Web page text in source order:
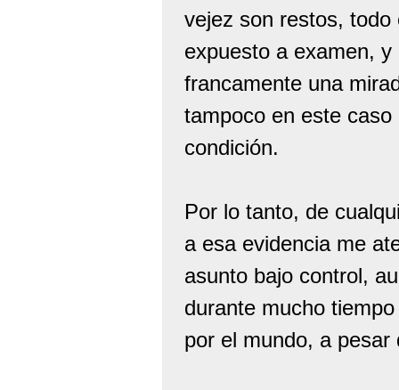
vejez son restos,
expuesto a examen,
francamente una
tampoco en este
condición.
Por lo tanto, de
a esa evidencia me
asunto bajo control,
durante mucho
por el mundo, a